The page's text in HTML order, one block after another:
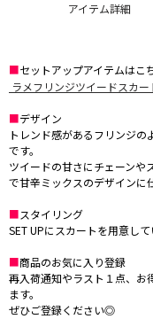
アイテム詳細
■セットアップアイテムはこ
ラメフリンジツイードスカ
■デザイン
トレンド感があるフリンジ
です。
ツイードの甘さにチェーンや
で甘辛ミックスのデザインに
■スタイリング
SET UPにスカートを用意して
■商品のお気に入り登録
再入荷通知やラスト１点、お
ます。
ぜひご登録ください◎